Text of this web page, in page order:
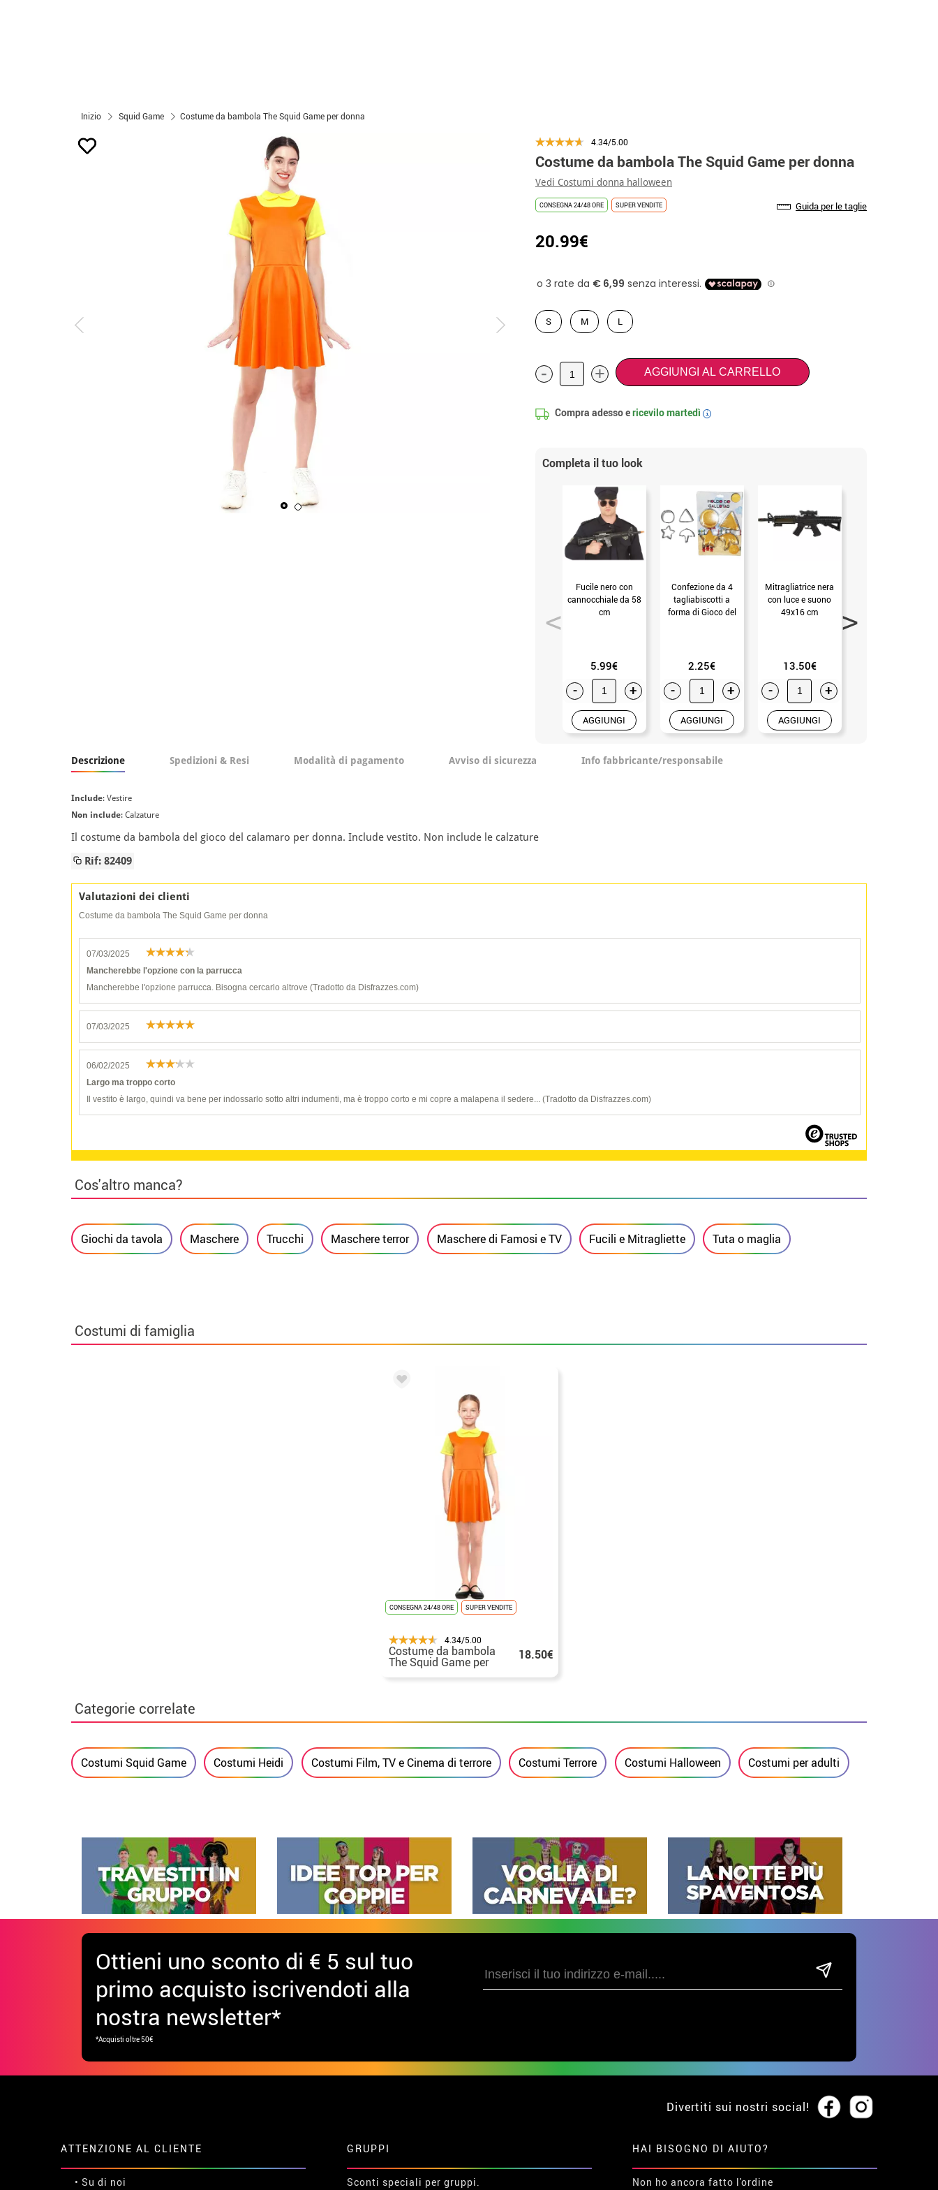
Inizio Squid Game Costume da bambola The Squid Game per donna
4.34/5.00
Costume da bambola The Squid Game per donna
Vedi Costumi donna halloween
CONSEGNA 24/48 ORE SUPER VENDITE Guida per le taglie
20.99€
S M L
- + AGGIUNGI AL CARRELLO
Compra adesso ericevilomartedì i
Completa il tuo look
Fucile nero con
cannocchiale da 58
cm
5.99€
- +
AGGIUNGI
Confezione da 4
tagliabiscotti a
forma di Gioco del
2.25€
- +
AGGIUNGI
Mitragliatrice nera
con luce e suono
49x16 cm
13.50€
- +
AGGIUNGI
Descrizione Spedizioni & Resi Modalità di pagamento Avviso di sicurezza Info fabbricante/responsabile
Include: Vestire
Non include: Calzature
Il costume da bambola del gioco del calamaro per donna. Include vestito. Non include le calzature
Rif: 82409
Valutazioni dei clienti
Costume da bambola The Squid Game per donna
07/03/2025
Mancherebbe l'opzione con la parrucca
Mancherebbe l'opzione parrucca. Bisogna cercarlo altrove (Tradotto da Disfrazzes.com)
07/03/2025
06/02/2025
Largo ma troppo corto
Il vestito è largo, quindi va bene per indossarlo sotto altri indumenti, ma è troppo corto e mi copre a malapena il sedere... (Tradotto da Disfrazzes.com)
Cos'altro manca?
Giochi da tavola Maschere Trucchi Maschere terror Maschere di Famosi e TV Fucili e Mitragliette Tuta o maglia
Costumi di famiglia
CONSEGNA 24/48 ORE SUPER VENDITE
4.34/5.00
Costume da bambola
The Squid Game per
bambina
18.50€
Categorie correlate
Costumi Squid Game Costumi Heidi Costumi Film, TV e Cinema di terrore Costumi Terrore Costumi Halloween Costumi per adulti
Ottieni uno sconto di € 5 sul tuo
primo acquisto iscrivendoti alla
nostra newsletter*
*Acquisti oltre 50€
Divertiti sui nostri social!
ATTENZIONE AL CLIENTE
• Su di noi
GRUPPI
Sconti speciali per gruppi.
HAI BISOGNO DI AIUTO?
Non ho ancora fatto l'ordine